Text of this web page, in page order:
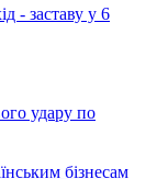
- заставу у 6
удару по
бізнесам